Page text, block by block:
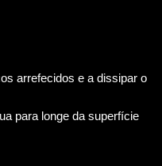
arrefecidos e a dissipar o
para longe da superfície